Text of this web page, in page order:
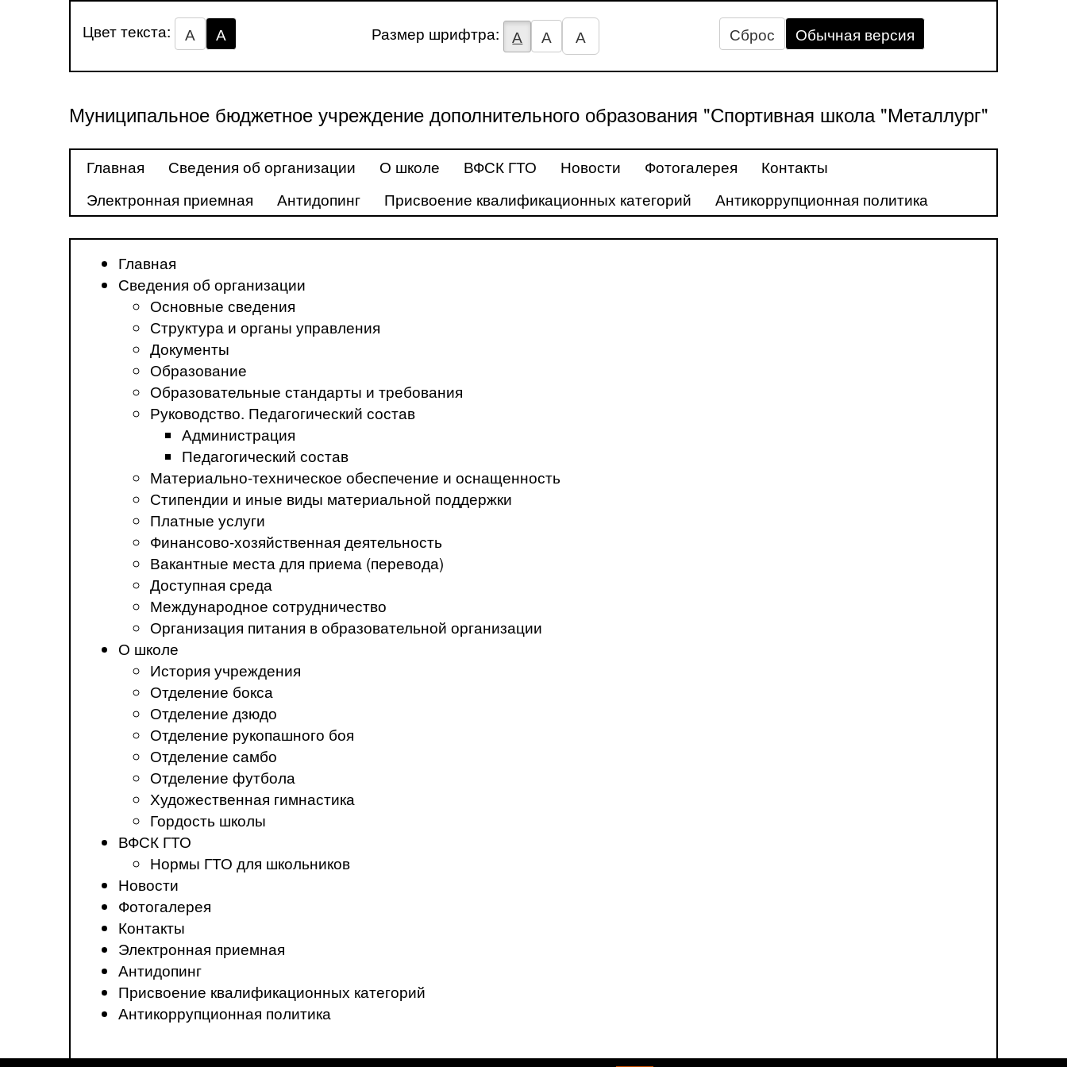
Цвет текста: А А Размер шрифтра: А А А Сброс Обычная версия
Муниципальное бюджетное учреждение дополнительного образования "Спортивная школа "Металлург"
Главная Сведения об организации О школе ВФСК ГТО Новости Фотогалерея
Контакты
Электронная приемная
Антидопинг Присвоение квалификационных категорий Антикоррупционная политика
Главная
Сведения об организации
Основные сведения
Структура и органы управления
Документы
Образование
Образовательные стандарты и требования
Руководство. Педагогический состав
Администрация
Педагогический состав
Материально-техническое обеспечение и оснащенность
Стипендии и иные виды материальной поддержки
Платные услуги
Финансово-хозяйственная деятельность
Вакантные места для приема (перевода)
Доступная среда
Международное сотрудничество
Организация питания в образовательной организации
О школе
История учреждения
Отделение бокса
Отделение дзюдо
Отделение рукопашного боя
Отделение самбо
Отделение футбола
Художественная гимнастика
Гордость школы
ВФСК ГТО
Нормы ГТО для школьников
Новости
Фотогалерея
Контакты
Электронная приемная
Антидопинг
Присвоение квалификационных категорий
Антикоррупционная политика